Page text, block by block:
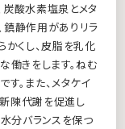
炭酸水素塩泉とメタ
鎮静作用がありリラ
かくし、皮脂を乳化
働きをします。ねむ
。また、メタケイ
陳代謝を促進し
水分バランスを保つ